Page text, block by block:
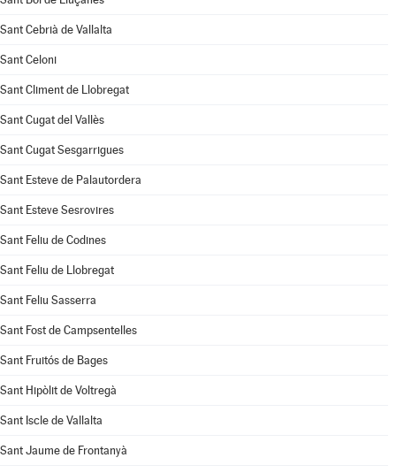
Sant Cebrià de Vallalta
Sant Celoni
Sant Climent de Llobregat
Sant Cugat del Vallès
Sant Cugat Sesgarrigues
Sant Esteve de Palautordera
Sant Esteve Sesrovires
Sant Feliu de Codines
Sant Feliu de Llobregat
Sant Feliu Sasserra
Sant Fost de Campsentelles
Sant Fruitós de Bages
Sant Hipòlit de Voltregà
Sant Iscle de Vallalta
Sant Jaume de Frontanyà